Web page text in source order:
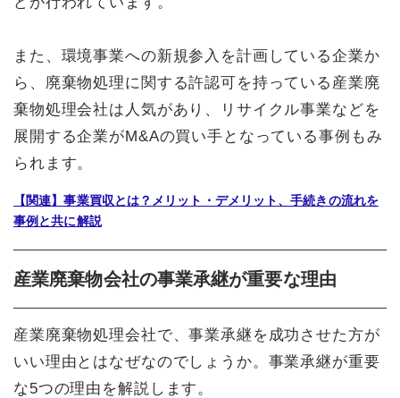
また、環境事業への新規参入を計画している企業か
ら、廃棄物処理に関する許認可を持っている産業廃
棄物処理会社は人気があり、リサイクル事業などを
展開する企業がM&Aの買い手となっている事例もみ
られます。
【関連】事業買収とは？メリット・デメリット、手続きの流れを
事例と共に解説
産業廃棄物会社の事業承継が重要な理由
産業廃棄物処理会社で、事業承継を成功させた方が
いい理由とはなぜなのでしょうか。事業承継が重要
な5つの理由を解説します。